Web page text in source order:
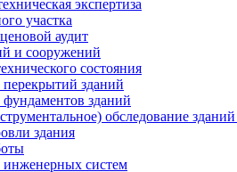
экспертиза
участка
аудит
и сооружений
состояния
зданий
зданий
обследование
здания
инженерных систем